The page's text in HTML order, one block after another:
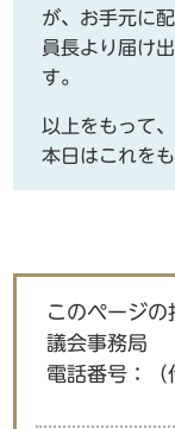
が、お手元に
員長より届け
す。
以上をもって
本日はこれを
このページの
議会事務局
電話番号：